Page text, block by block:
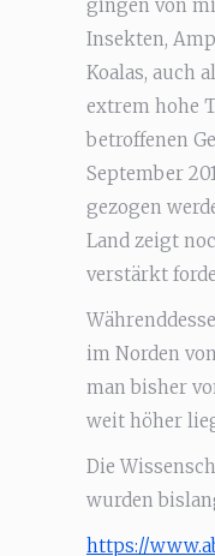
gingen von
Insekten,
Koalas, auch
extrem hohe
betroffenen
September
gezogen
Land zeigt
verstärkt
im Norden
man bisher
weit höher
Die
wurden
https://